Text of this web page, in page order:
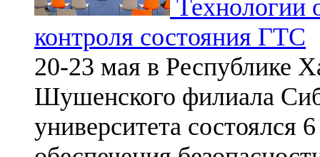
Технологии
контроля состояния ГТС
20-23 мая в Республике
Шушенского филиала
университета состоялся